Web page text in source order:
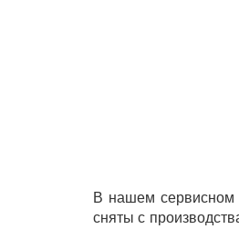
В нашем сервисном
сняты с